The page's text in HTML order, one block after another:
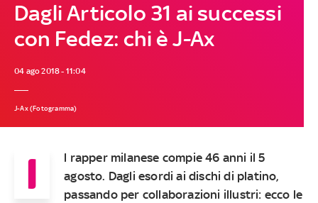
Dagli Articolo 31 ai successi
con Fedez: chi è J-Ax
04 ago 2018 - 11:04
J-Ax (Fotogramma)
I
l rapper milanese compie 46 anni il 5
agosto. Dagli esordi ai dischi di platino,
passando per collaborazioni illustri: ecco le